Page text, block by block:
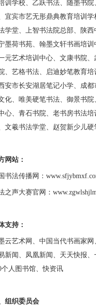
训学校、乙跃书法、随墨书
宜宾市艺无形鼎典教育培训
学堂、上智书法院总部、陕
墨荷书苑、翰墨文轩书画培
元艺术培训中心、文康书院
、艺格书法、启迪妙笔教育
安市长安湖居笔记小学、成
化、唯美硬笔书法、御景书
心、青石书院、老书房书法
文羲书法学堂、赵贺新少儿
网站：
书法传播网：
之声大赛官网：
支持：
云艺术网、中国当代书画家
新闻、凤凰新闻、天天快报
个人图书馆、快资讯
组织委员会